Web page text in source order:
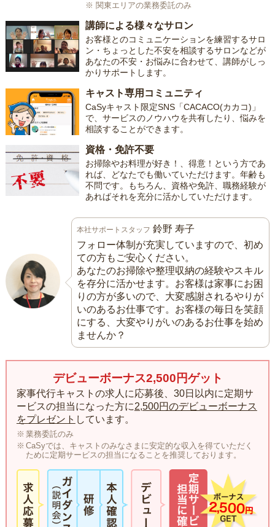
※ 関東エリアの業務委託のみ
講師による様々なサロン
お客様とのコミュニケーションを練習するサロ
ン・ちょっとした不安を相談するサロンなどが
あなたの不安・お悩みに合わせて、講師がしっ
かりサポートします。
キャスト専用コミュニティ
CaSyキャスト限定SNS「CACACO(カカコ)」
で、サービスのノウハウを共有したり、悩みを
相談することができます。
資格・免許不要
お掃除やお料理が好き！、得意！という方であ
れば、どなたでも働いていただけます。年齢も
不問です。もちろん、資格や免許、職務経験が
あればそれを充分に活かしていただけます。
本社サポートスタッフ 鈴野 寿子
フォロー体制が充実していますので、初め
ての方もご安心ください。
あなたのお掃除や整理収納の経験やスキル
を存分に活かせます。お客様は家事にお困
りの方が多いので、大変感謝されるやりが
いのあるお仕事です。お客様の毎日を笑顔
にする、大変やりがいのあるお仕事を始め
ませんか？
デビューボーナス2,500円ゲット
家事代行キャストの求人に応募後、30日以内に定期サ
ービスの担当になった方に2,500円のデビューボーナス
をプレゼント しています。
業務委託のみ
CaSyでは、キャストのみなさまに安定的な収入を得ていただく
ために定期サービスの担当になることを推奨しております。